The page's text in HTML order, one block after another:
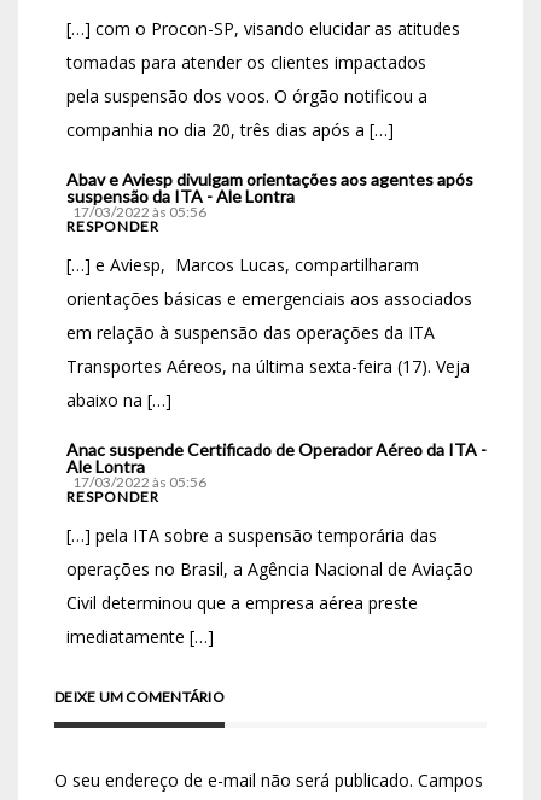
[…] com o Procon-SP, visando elucidar as atitudes
tomadas para atender os clientes impactados
pela suspensão dos voos. O órgão notificou a
companhia no dia 20, três dias após a […]
Abav e Aviesp divulgam orientações aos agentes após
suspensão da ITA - Ale Lontra
17/03/2022 às 05:56
RESPONDER
[…] e Aviesp, Marcos Lucas, compartilharam
orientações básicas e emergenciais aos associados
em relação à suspensão das operações da ITA
Transportes Aéreos, na última sexta-feira (17). Veja
abaixo na […]
Anac suspende Certificado de Operador Aéreo da ITA -
Ale Lontra
17/03/2022 às 05:56
RESPONDER
[…] pela ITA sobre a suspensão temporária das
operações no Brasil, a Agência Nacional de Aviação
Civil determinou que a empresa aérea preste
imediatamente […]
DEIXE UM COMENTÁRIO
O seu endereço de e-mail não será publicado. Campos